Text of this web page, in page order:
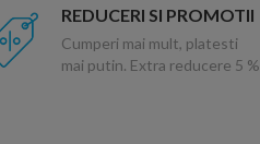
REDUCERI SI PROMOTII
Cumperi mai mult, platesti
mai putin. Extra reducere 5 %